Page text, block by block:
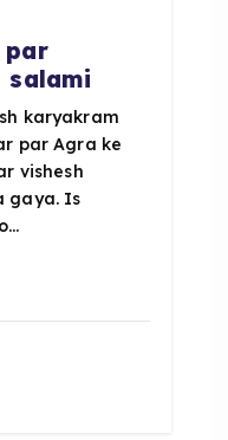
par
salami
karyakram
par Agra ke
vishesh
gaya. Is